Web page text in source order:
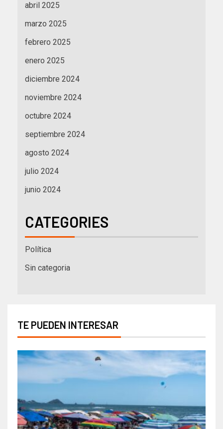
abril 2025
marzo 2025
febrero 2025
enero 2025
diciembre 2024
noviembre 2024
octubre 2024
septiembre 2024
agosto 2024
julio 2024
junio 2024
CATEGORIES
Política
Sin categoria
TE PUEDEN INTERESAR